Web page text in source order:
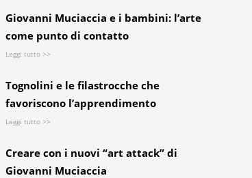
Giovanni Muciaccia e i bambini: l’arte
come punto di contatto
Leggi tutto >>
Tognolini e le filastrocche che
favoriscono l’apprendimento
Leggi tutto >>
Creare con i nuovi “art attack” di
Giovanni Muciaccia